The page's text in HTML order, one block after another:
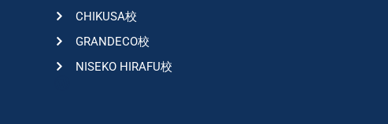
CHIKUSA校
GRANDECO校
NISEKO HIRAFU校